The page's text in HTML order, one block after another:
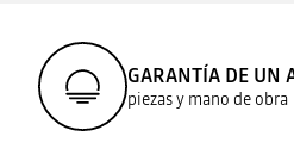
GARANTÍA DE UN
piezas y mano de obra